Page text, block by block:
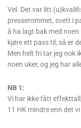
Vel. Det var litt
presserommet, svett i
å ha lagt bak med
kjøre ett pass til, så er
Men helt fri tar jeg nok
noen uker, og jeg har
NB 1:
Vi har ikke fått
11 HK mindre enn det